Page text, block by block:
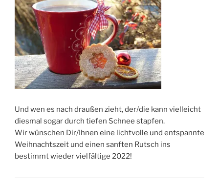
Und wen es nach draußen zieht, der/die kann vielleicht
diesmal sogar durch tiefen Schnee stapfen.
Wir wünschen Dir/Ihnen eine lichtvolle und entspannte
Weihnachtszeit und einen sanften Rutsch ins
bestimmt wieder vielfältige 2022!